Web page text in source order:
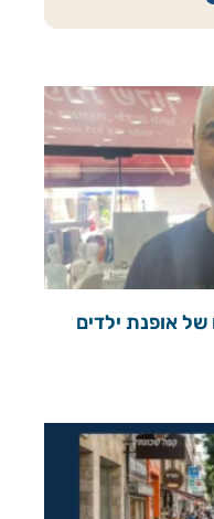
— 35 שנים של אופנת ילדים